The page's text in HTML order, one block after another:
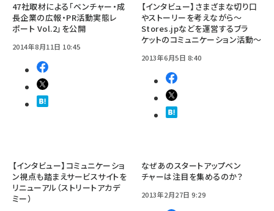
47社取材による「ベンチャー・成
長企業の広報・PR活動実態レ
ポート Vol.2」を公開
2014年8月11日 10:45
【インタビュー】さまざまな切り口
やストーリーを考えながら～
Stores.jpなどを運営するブラ
ケットのコミュニケーション活動～
2013年6月5日 8:40
【インタビュー】コミュニケーショ
ン視点も踏まえサービスサイトを
リニューアル（ストリートアカデ
ミー）
なぜあのスタートアップベン
チャーは注目を集めるのか？
2013年2月27日 9:29